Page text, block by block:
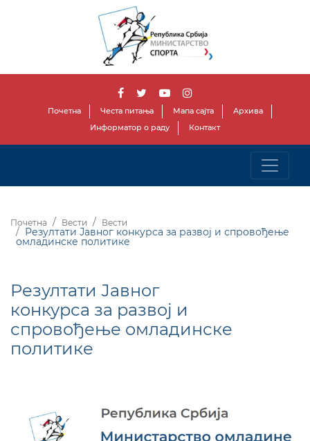
Почетна Честа питања Мапа сајта
Архива
Информатор о раду
Контакт
Почетна Вести Вести
Резултати Јавног конкурса за развој и спровођење
омладинске политике
Резултати Јавног
конкурса за развој и
спровођење омладинске
политике